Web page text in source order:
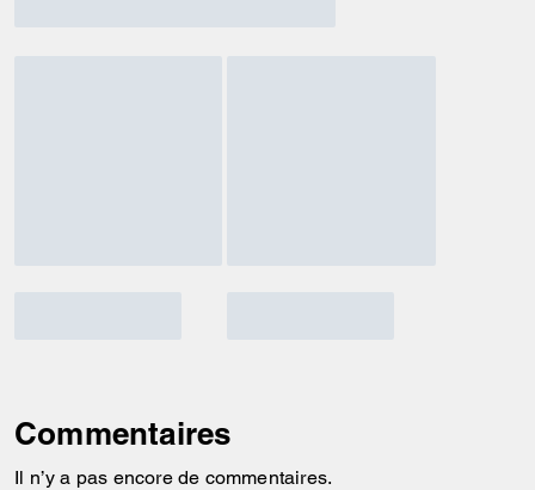
Commentaires
Il n’y a pas encore de commentaires.